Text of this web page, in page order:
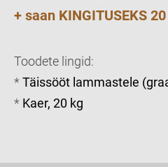
+ saan KINGITUSEKS
Toodete lingid:
*Täissööt lammastele
* Kaer, 20 kg